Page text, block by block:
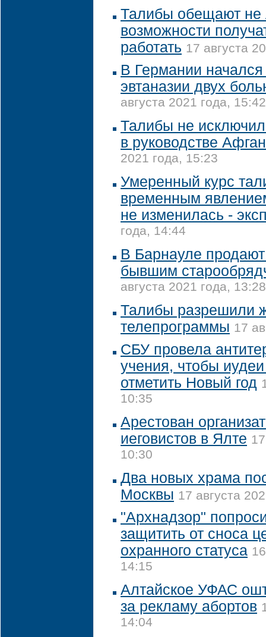
Талибы обещают
возможности
работать 17 августа
В Германии
эвтаназии двух
августа 2021 года, 15:42
Талибы не
в руководстве
2021 года, 15:23
Умеренный курс
временным
не изменилась -
года, 14:44
В Барнауле
бывшим
августа 2021 года, 13:28
Талибы разрешили
телепрограммы 17
СБУ провела
учения, чтобы
отметить Новый год
10:35
Арестован
иеговистов в Ялте
10:30
Два новых храма
Москвы 17 августа
"Архнадзор"
защитить от сноса
охранного статуса
14:15
Алтайское УФАС
за рекламу абортов
14:04